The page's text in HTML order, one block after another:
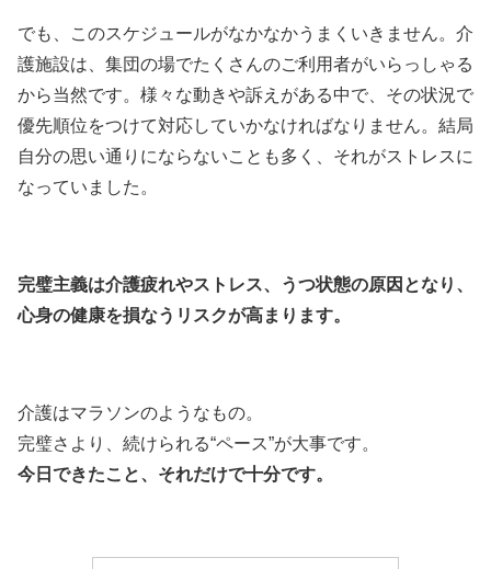
でも、このスケジュールがなかなかうまくいきません。介
護施設は、集団の場でたくさんのご利用者がいらっしゃる
から当然です。様々な動きや訴えがある中で、その状況で
優先順位をつけて対応していかなければなりません。結局
自分の思い通りにならないことも多く、それがストレスに
なっていました。
完璧主義は介護疲れやストレス、うつ状態の原因となり、
心身の健康を損なうリスクが高まります。
介護はマラソンのようなもの。
完璧さより、続けられる“ペース”が大事です。
今日できたこと、それだけで十分です。